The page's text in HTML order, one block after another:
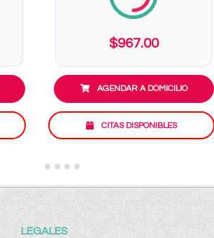
$967.00
AGENDAR A DOMICILIO
CITAS DISPONIBLES
LEGALES